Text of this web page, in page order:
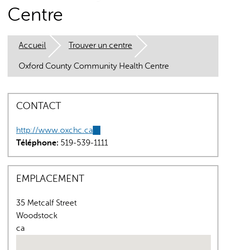
L'IA peut afficher des informations incorrectes, veuillez donc
Centre
Accueil Trouver un centre
Oxford County Community Health Centre
CONTACT
http://www.oxchc.ca
is
external)
Téléphone: 519-539-1111
EMPLACEMENT
35 Metcalf Street
Woodstock
ca